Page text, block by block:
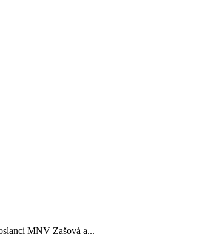
MNV Zašová a...